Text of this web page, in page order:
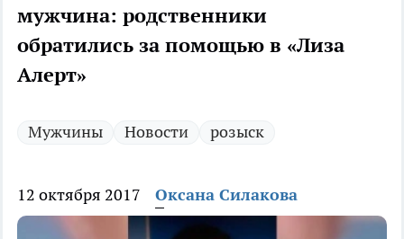
мужчина: родственники
обратились за помощью в «Лиза
Алерт»
Мужчины Новости розыск
12 октября 2017 Оксана Силакова